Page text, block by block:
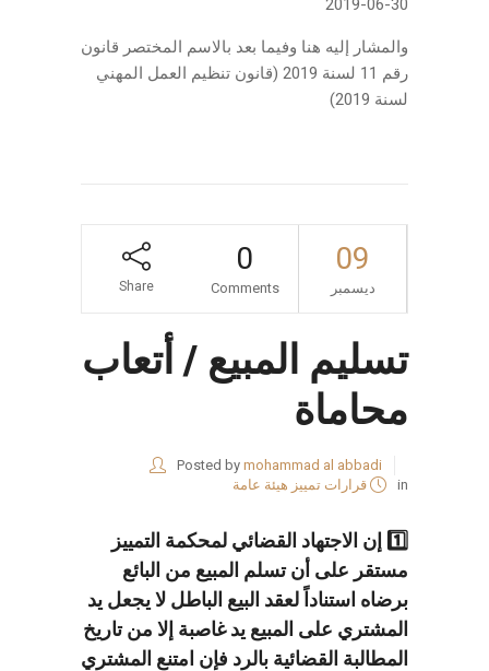
30-06-2019
والمشار إليه هنا وفيما بعد بالاسم المختصر قانون
رقم 11 لسنة 2019 (قانون تنظيم العمل المهني
لسنة 2019)
09
ديسمبر
0
Comments
Share
تسليم المبيع / أتعاب
محاماة
Posted by mohammad al abbadi
in
قرارات تمييز هيئة عامة
1️⃣ إن الاجتهاد القضائي لمحكمة التمييز
مستقر على أن تسلم المبيع من البائع
برضاه استناداً لعقد البيع الباطل لا يجعل يد
المشتري على المبيع يد غاصبة إلا من تاريخ
المطالبة القضائية بالرد فإن امتنع المشتري